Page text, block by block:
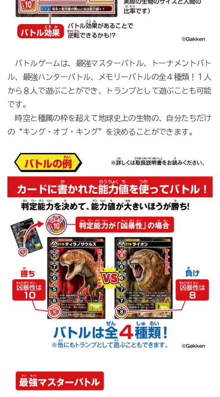
バトルゲームは、最強マスターバトル、トーナメントバト
ル、最強ハンターバトル、メモリーバトルの全４種類！１人
から８人で遊ぶことができ、トランプとして遊ぶことも可能
です。
時空と種属の枠を超えて地球史上の生物の、自分たちだけ
の“キング・オブ・キング”を決めることができます。